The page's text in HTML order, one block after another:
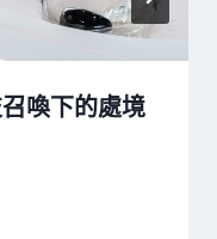
喚下的處境